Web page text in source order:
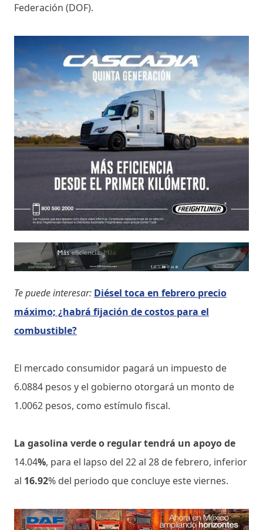
Federación (DOF).
Te puede interesar: Diésel toca en febrero precio
máximo; ¿habrá fijación de costos para el
combustible?
El mercado consumidor pagará un impuesto de
6.0884 pesos y el gobierno otorgará un monto de
1.0062 pesos, como estímulo fiscal.
La gasolina verde o regular tendrá un apoyo de
14.04%, para el lapso del 22 al 28 de febrero, inferior
al 16.92% del periodo que concluye este viernes.